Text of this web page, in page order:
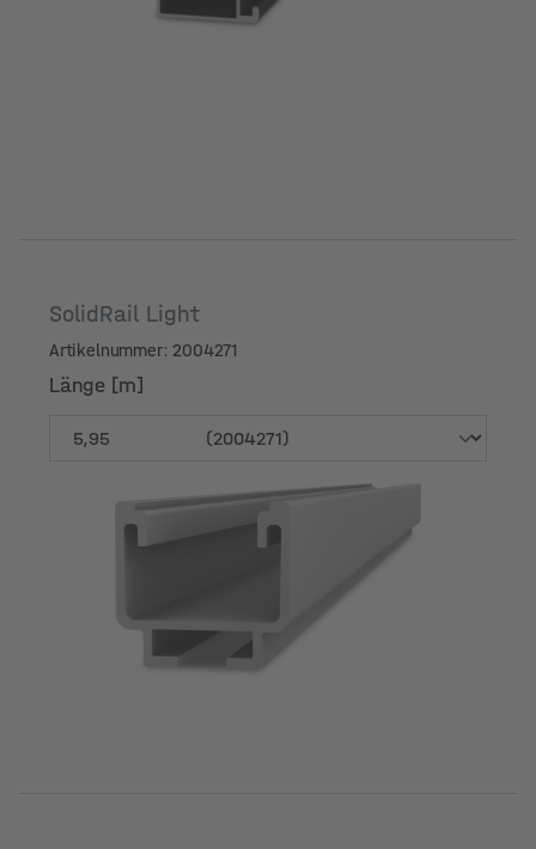
SolidRail Light
Artikelnummer: 2004271
Länge [m]